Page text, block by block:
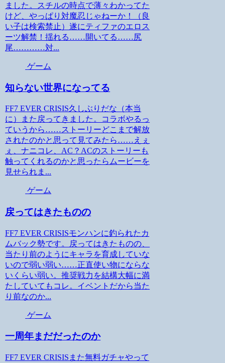
ました。スチルの時点で薄々わかってた
けど、やっぱり対魔忍じゃねーか！（良
い子は検索禁止）遂にティファのエロス
ーツ解禁！揺れる……開いてる……尻
尾…………対...
ゲーム
知らない世界になってる
FF7 EVER CRISIS久しぶりだな（本当
に）また戻ってきました。コラボやるっ
ていうから……ストーリーどこまで解放
されたのかと思って見てみたら……えぇ
ぇ、ナニコレ、AC？ACのストーリーも
触ってくれるのかと思ったらムービーを
見せられま...
ゲーム
戻ってはきたものの
FF7 EVER CRISISモンハンに釣られたカ
ムバック勢です。戻ってはきたものの、
当たり前のようにキャラを育成していな
いので弱い弱い……正直使い物にならな
いくらい弱い。推奨戦力を結構大幅に満
たしていてもコレ。イベントだから当た
り前なのか...
ゲーム
一周年まだだったのか
FF7 EVER CRISISまた無料ガチャやって